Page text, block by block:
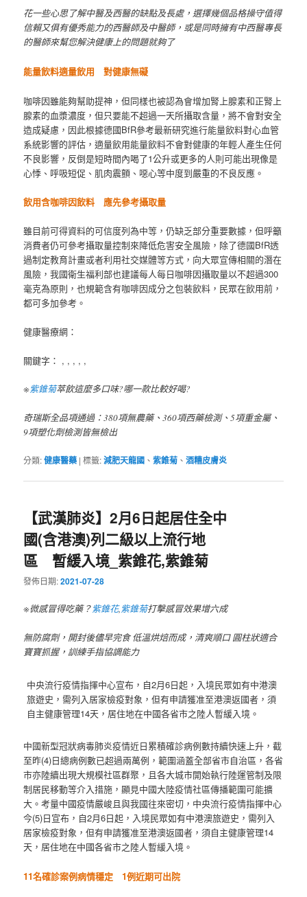
花一些心思了解中醫及西醫的缺點及長處，選擇幾個品格操守值得
信賴又俱有優秀能力的西醫師及中醫師，或是同時擁有中西醫專長
的醫師來幫您解決健康上的問題就夠了
能量飲料適量飲用 對健康無礙
咖啡因雖能夠幫助提神，但同樣也被認為會增加腎上腺素和正腎上
腺素的血漿濃度，但只要能不超過一天所攝取含量，將不會對安全
造成疑慮，因此根據德國BfR參考最新研究進行能量飲料對心血管
系統影響的評估，適量飲用能量飲料不會對健康的年輕人產生任何
不良影響，反倒是短時間內喝了1公升或更多的人則可能出現像是
心悸、呼吸短促、肌肉震顫、噁心等中度到嚴重的不良反應。
飲用含咖啡因飲料 應先參考攝取量
雖目前可得資料的可信度列為中等，仍缺乏部分重要數據，但呼籲
消費者仍可參考攝取量控制來降低危害安全風險，除了德國BfR透
過制定教育計畫或者利用社交媒體等方式，向大眾宣傳相關的潛在
風險，我國衛生福利部也建議每人每日咖啡因攝取量以不超過300
毫克為原則，也規範含有咖啡因成分之包裝飲料，民眾在飲用前，
都可多加參考。
健康醫療網：
關鍵字： , , , , ,
※紫錐菊萃飲這麼多口味?哪一款比較好喝?
奇瑞斯全品項通過：380項無農藥、360項西藥檢測、5項重金屬、
9項塑化劑檢測皆無檢出
分類:健康醫藥 |標籤:減肥天龍國 、紫錐菊 、酒糟皮膚炎
【武漢肺炎】2月6日起居住全中
國(含港澳)列二級以上流行地
區 暫緩入境_紫錐花,紫錐菊
發佈日期:2021-07-28
※微感冒得吃藥？紫錐花,紫錐菊打擊感冒效果增六成
無防腐劑，開封後儘早完食 低溫烘焙而成，清爽順口 圓柱狀適合
寶寶抓握，訓練手指協調能力
中央流行疫情指揮中心宣布，自2月6日起，入境民眾如有中港澳
旅遊史，需列入居家檢疫對象，但有申請獲准至港澳返國者，須
自主健康管理14天，居住地在中國各省市之陸人暫緩入境。
中國新型冠狀病毒肺炎疫情近日累積確診病例數持續快速上升，截
至昨(4)日總病例數已超過兩萬例，範圍涵蓋全部省市自治區，各省
市亦陸續出現大規模社區群聚，且各大城市開始執行陸運管制及限
制居民移動等介入措施，顯見中國大陸疫情社區傳播範圍可能擴
大。考量中國疫情嚴峻且與我國往來密切，中央流行疫情指揮中心
今(5)日宣布，自2月6日起，入境民眾如有中港澳旅遊史，需列入
居家檢疫對象，但有申請獲准至港澳返國者，須自主健康管理14
天，居住地在中國各省市之陸人暫緩入境。
11名確診案例病情穩定 1例近期可出院